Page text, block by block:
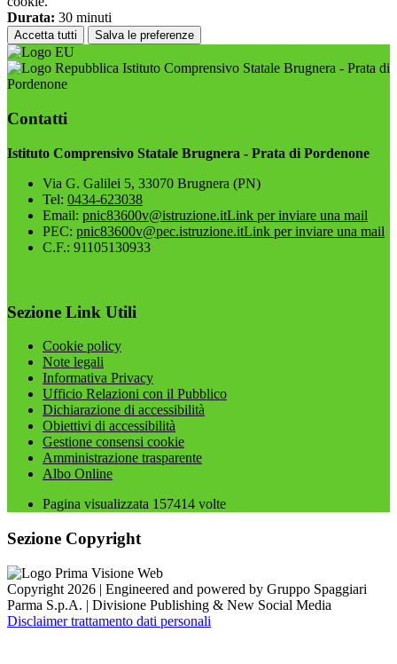
Durata: 30 minuti
Accetta tutti Salva le preferenze
Istituto Comprensivo Statale Brugnera - Prata di
Pordenone
Contatti
Istituto Comprensivo Statale Brugnera - Prata di Pordenone
Via G. Galilei 5, 33070 Brugnera (PN)
Tel: 0434-623038
Email: pnic83600v@istruzione.itLink per inviare una mail
PEC: pnic83600v@pec.istruzione.itLink per inviare una mail
C.F.: 91105130933
Sezione Link Utili
Cookie policy
Note legali
Informativa Privacy
Ufficio Relazioni con il Pubblico
Dichiarazione di accessibilità
Obiettivi di accessibilità
Gestione consensi cookie
Amministrazione trasparente
Albo Online
Pagina visualizzata 157414 volte
Sezione Copyright
Copyright 2026 | Engineered and powered by Gruppo Spaggiari
Parma S.p.A. | Divisione Publishing & New Social Media
Disclaimer trattamento dati personali